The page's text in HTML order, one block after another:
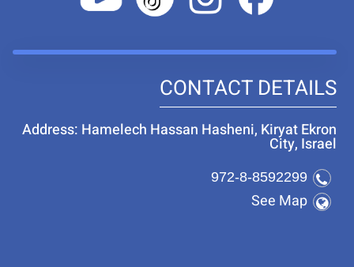
CONTACT DETAILS
Address: Hamelech Hassan Hasheni, Kiryat Ekron
City, Israel
972-8-8592299
See Map